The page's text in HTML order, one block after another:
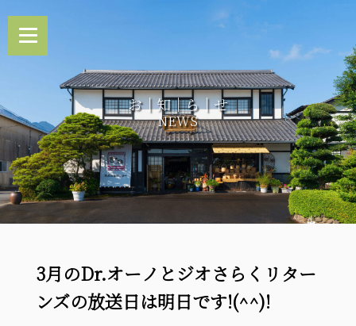
お｜知｜ら｜せ
NEWS
3月のDr.オーノとジオさらくリター
ンズの放送日は明日です!(^^)!